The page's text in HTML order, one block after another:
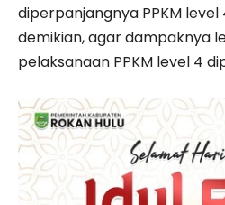
diperpanjangnya PPKM
demikian, agar dampaknya
pelaksanaan PPKM level 4